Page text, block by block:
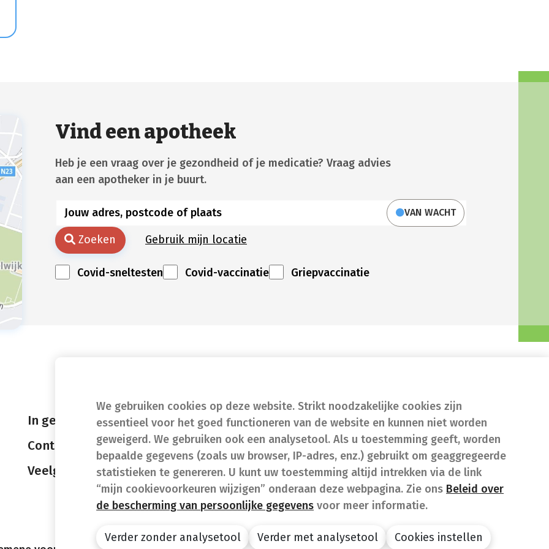
We gebruiken cookies op deze website. Strikt noodzakelijke cookies zijn
essentieel voor het goed functioneren van de website en kunnen niet worden
geweigerd. We gebruiken ook een analysetool. Als u toestemming geeft, worden
bepaalde gegevens (zoals uw browser, IP-adres, enz.) gebruikt om geaggregeerde
statistieken te genereren. U kunt uw toestemming altijd intrekken via de link
“mijn cookievoorkeuren wijzigen” onderaan deze webpagina. Zie ons Beleid over
de bescherming van persoonlijke gegevens voor meer informatie.
Verder zonder analysetool Verder met analysetool Cookies instellen
Vind een apotheek
Heb je een vraag over je gezondheid of je medicatie? Vraag advies
aan een apotheker in je buurt.
VAN WACHT
Zoeken Gebruik mijn locatie
Covid-sneltesten Covid-vaccinatie Griepvaccinatie
In geval van nood
Contact
Veelgestelde vragen (FAQ)